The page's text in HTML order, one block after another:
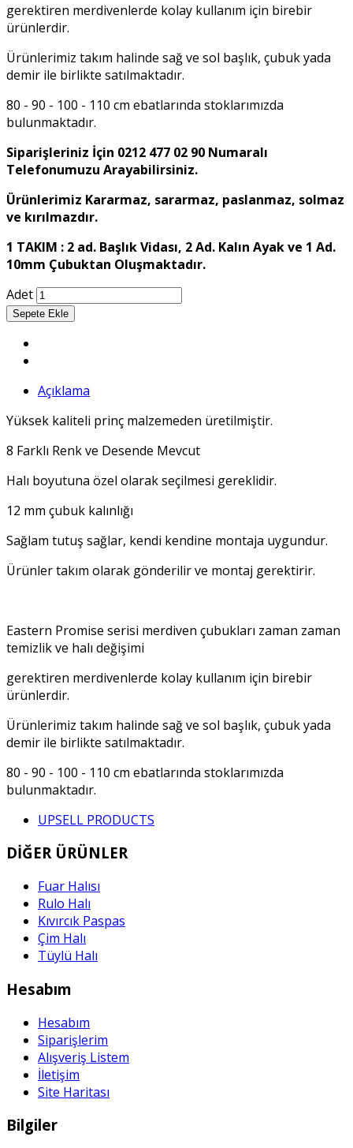
gerektiren merdivenlerde kolay kullanım için birebir
ürünlerdir.
Ürünlerimiz takım halinde sağ ve sol başlık, çubuk yada
demir ile birlikte satılmaktadır.
80 - 90 - 100 - 110 cm ebatlarında stoklarımızda
bulunmaktadır.
Siparişleriniz İçin 0212 477 02 90 Numaralı
Telefonumuzu Arayabilirsiniz.
Ürünlerimiz Kararmaz, sararmaz, paslanmaz, solmaz
ve kırılmazdır.
1 TAKIM : 2 ad. Başlık Vidası, 2 Ad. Kalın Ayak ve 1 Ad.
10mm Çubuktan Oluşmaktadır.
Adet
Açıklama
Yüksek kaliteli prinç malzemeden üretilmiştir.
8 Farklı Renk ve Desende Mevcut
Halı boyutuna özel olarak seçilmesi gereklidir.
12 mm çubuk kalınlığı
Sağlam tutuş sağlar, kendi kendine montaja uygundur.
Ürünler takım olarak gönderilir ve montaj gerektirir.
Eastern Promise serisi merdiven çubukları zaman zaman
temizlik ve halı değişimi
gerektiren merdivenlerde kolay kullanım için birebir
ürünlerdir.
Ürünlerimiz takım halinde sağ ve sol başlık, çubuk yada
demir ile birlikte satılmaktadır.
80 - 90 - 100 - 110 cm ebatlarında stoklarımızda
bulunmaktadır.
UPSELL PRODUCTS
DİĞER ÜRÜNLER
Fuar Halısı
Rulo Halı
Kıvırcık Paspas
Çim Halı
Tüylü Halı
Hesabım
Hesabım
Siparişlerim
Alışveriş Listem
İletişim
Site Haritası
Bilgiler